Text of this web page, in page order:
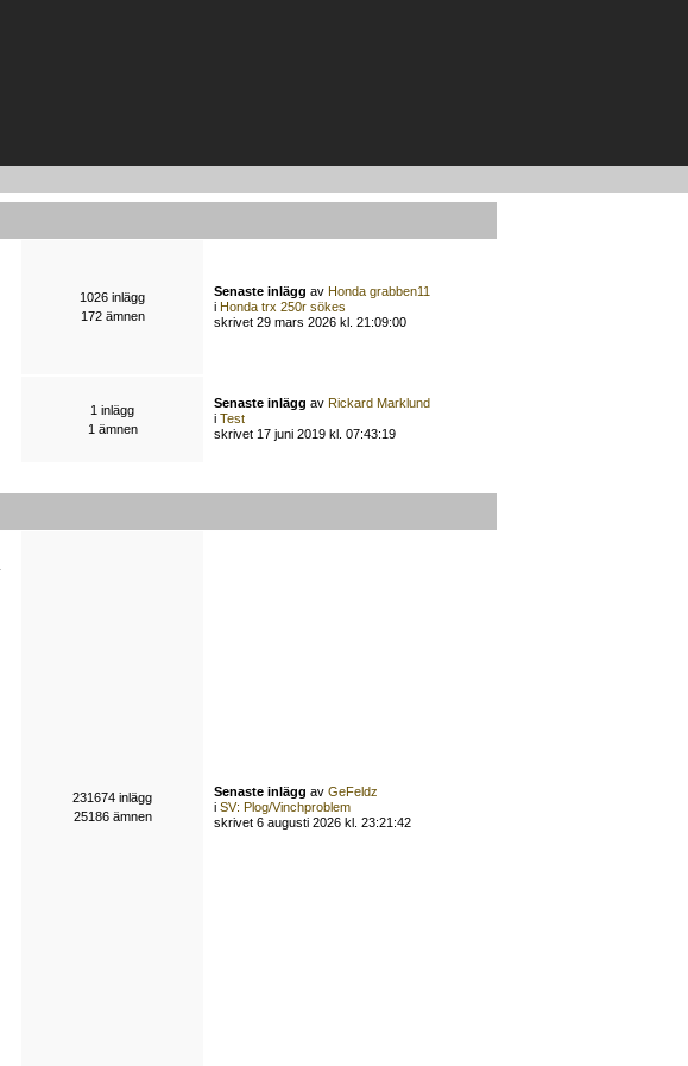
1026 inlägg
172 ämnen
Senaste inlägg avHonda grabben11
iHonda trx 250r sökes
skrivet 29 mars 2026 kl. 21:09:00
1 inlägg
1 ämnen
Senaste inlägg avRickard Marklund
iTest
skrivet 17 juni 2019 kl. 07:43:19
231674 inlägg
25186 ämnen
Senaste inlägg avGeFeldz
iSV: Plog/Vinchproblem
skrivet 6 augusti 2026 kl. 23:21:42